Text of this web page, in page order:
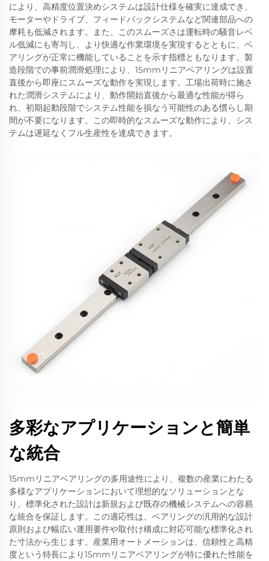
により、高精度位置決めシステムは設計仕様を確実に達成でき、
モーターやドライブ、フィードバックシステムなど関連部品への
摩耗も低減されます。また、このスムーズさは運転時の騒音レベ
ル低減にも寄与し、より快適な作業環境を実現するとともに、ベ
アリングが正常に機能していることを示す指標ともなります。製
造段階での事前潤滑処理により、15mmリニアベアリングは設置
直後から即座にスムーズな動作を実現します。工場出荷時に施さ
れた潤滑システムにより、動作開始直後から最適な性能が得ら
れ、初期起動段階でシステム性能を損なう可能性のある慣らし期
間が不要になります。この即時的なスムーズな動作により、シス
テムは遅延なくフル生産性を達成できます。
多彩なアプリケーションと簡単
な統合
15mmリニアベアリングの多用途性により、複数の産業にわたる
多様なアプリケーションにおいて理想的なソリューションとな
り、標準化された設計は新規および既存の機械システムへの容易
な統合を保証します。この適応性は、ベアリングの汎用的な設計
原則および幅広い運用要件や取付け構成に対応可能な標準化され
た寸法から生じます。産業用オートメーションは、信頼性と高精
度という特長により15mmリニアベアリングが特に優れた性能を